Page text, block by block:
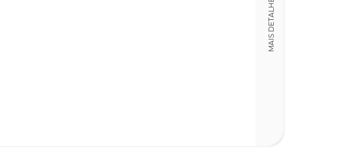
MAIS DETALHES